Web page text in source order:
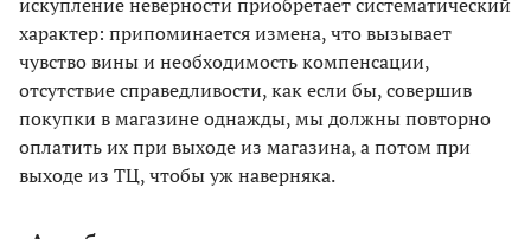
искупление неверности приобретает систематический
характер: припоминается измена, что вызывает
чувство вины и необходимость компенсации,
отсутствие справедливости, как если бы, совершив
покупки в магазине однажды, мы должны повторно
оплатить их при выходе из магазина, а потом при
выходе из ТЦ, чтобы уж наверняка.